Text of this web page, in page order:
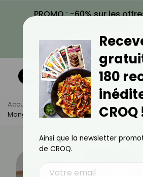
PROMO : -60% sur les
VOIR LA
Accueil Actus
Alimentation
Manger Des Tomates Le Soir : Une
180
CROQ
Ainsi que la newsletter
de CROQ.